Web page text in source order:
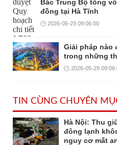
Bắc Trung Bộ tổng
đồng tại Hà Tĩnh
2026-05-29 09:06:00
Giải pháp nào
trong những
2026-05-29
TIN CÙNG CHUYÊN
Hà Nội: Thu
đông lạnh
nguy cơ mất